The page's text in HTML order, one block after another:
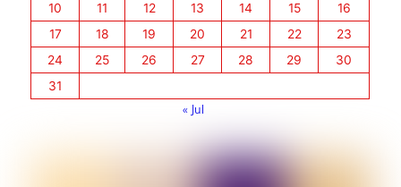
10
11 12 13 14 15
16
17
18 19 20 21 22
23
24
25 26 27 28 29
30
31
« Jul